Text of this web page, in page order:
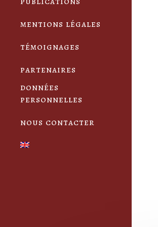
mentions légales
témoignages
partenaires
données
personnelles
nous contacter